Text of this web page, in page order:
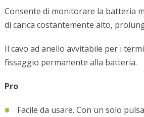
Consente di monitorare la batteria
di carica costantemente alto,
Il cavo ad anello avvitabile per i
fissaggio permanente alla batteria.
Pro
Facile da usare. Con un solo